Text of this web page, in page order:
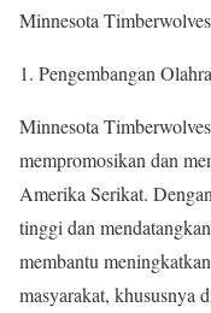
Minnesota
1. Pengembangan
Minnesota
mempromosikan dan
Amerika Serikat.
tinggi dan
membantu
masyarakat, khususnya